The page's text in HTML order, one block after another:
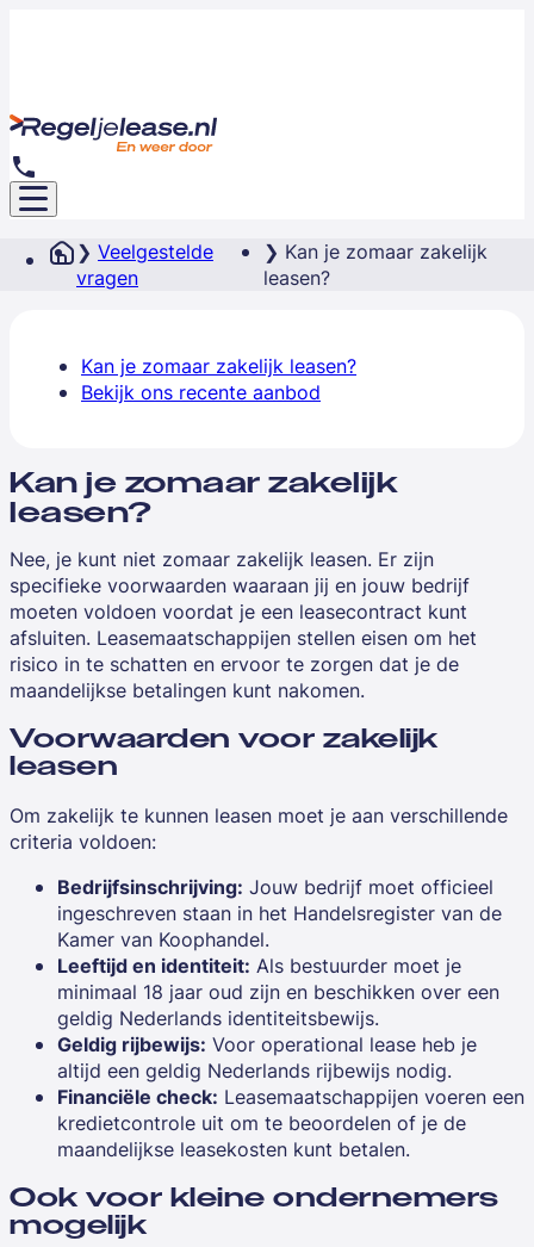
Veelgestelde
vragen
Kan je zomaar zakelijk
leasen?
Kan je zomaar zakelijk leasen?
Bekijk ons recente aanbod
Kan je zomaar zakelijk
leasen?
Nee, je kunt niet zomaar zakelijk leasen. Er zijn
specifieke voorwaarden waaraan jij en jouw bedrijf
moeten voldoen voordat je een leasecontract kunt
afsluiten. Leasemaatschappijen stellen eisen om het
risico in te schatten en ervoor te zorgen dat je de
maandelijkse betalingen kunt nakomen.
Voorwaarden voor zakelijk
leasen
Om zakelijk te kunnen leasen moet je aan verschillende
criteria voldoen:
Bedrijfsinschrijving: Jouw bedrijf moet officieel
ingeschreven staan in het Handelsregister van de
Kamer van Koophandel.
Leeftijd en identiteit: Als bestuurder moet je
minimaal 18 jaar oud zijn en beschikken over een
geldig Nederlands identiteitsbewijs.
Geldig rijbewijs: Voor operational lease heb je
altijd een geldig Nederlands rijbewijs nodig.
Financiële check: Leasemaatschappijen voeren een
kredietcontrole uit om te beoordelen of je de
maandelijkse leasekosten kunt betalen.
Ook voor kleine ondernemers
mogelijk